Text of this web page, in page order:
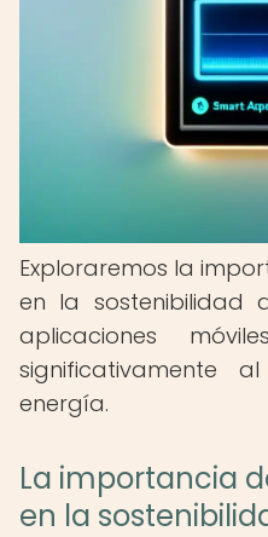
Exploraremos la
en la sostenibilidad
aplicaciones
significativamente
energía.
La importancia
en la